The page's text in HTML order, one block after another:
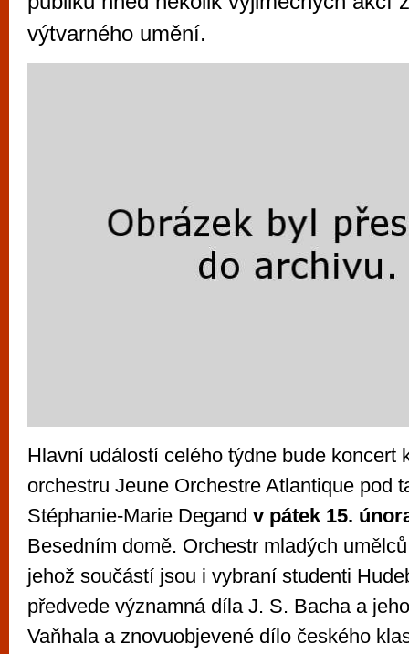
výtvarného umění.
Hlavní událostí celého týdne bude koncert
orchestru Jeune Orchestre Atlantique pod
Stéphanie-Marie Degand v pátek 15.
Besedním domě. Orchestr mladých
jehož součástí jsou i vybraní studenti
předvede významná díla J. S. Bacha a
Vaňhala a znovuobjevené dílo českého
po moderní automaty jak pro pravidelné
příležitostné hráče. V...